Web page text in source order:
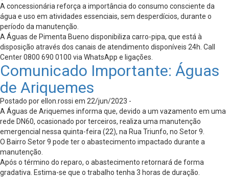
A concessionária reforça a importância do consumo consciente da
água e uso em atividades essenciais, sem desperdícios, durante o
período da manutenção.
A Águas de Pimenta Bueno disponibiliza carro-pipa, que está à
disposição através dos canais de atendimento disponíveis 24h. Call
Center 0800 690 0100 via WhatsApp e ligações.
Comunicado Importante: Águas
de Ariquemes
Postado por ellon.rossi em 22/jun/2023 -
A Águas de Ariquemes informa que, devido a um vazamento em uma
rede DN60, ocasionado por terceiros, realiza uma manutenção
emergencial nessa quinta-feira (22), na Rua Triunfo, no Setor 9.
O Bairro Setor 9 pode ter o abastecimento impactado durante a
manutenção.
Após o término do reparo, o abastecimento retornará de forma
gradativa. Estima-se que o trabalho tenha 3 horas de duração.